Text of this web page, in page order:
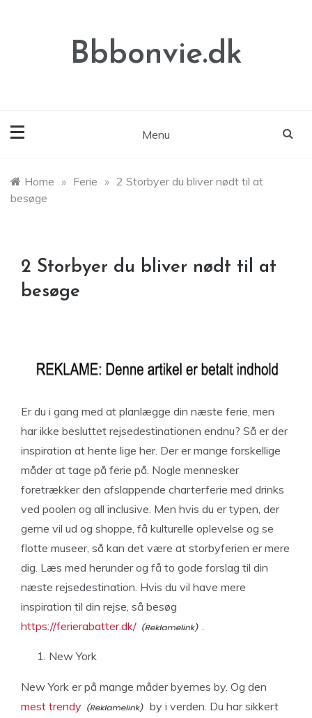
Bbbonvie.dk
Menu
Home » Ferie » 2 Storbyer du bliver nødt til at
besøge
2 Storbyer du bliver nødt til at
besøge
Er du i gang med at planlægge din næste ferie, men
har ikke besluttet rejsedestinationen endnu? Så er der
inspiration at hente lige her. Der er mange forskellige
måder at tage på ferie på. Nogle mennesker
foretrækker den afslappende charterferie med drinks
ved poolen og all inclusive. Men hvis du er typen, der
gerne vil ud og shoppe, få kulturelle oplevelse og se
flotte museer, så kan det være at storbyferien er mere
dig. Læs med herunder og få to gode forslag til din
næste rejsedestination. Hvis du vil have mere
inspiration til din rejse, så besøg
https://ferierabatter.dk/
.
New York
New York er på mange måder byernes by. Og den
mest trendy
by i verden. Du har sikkert